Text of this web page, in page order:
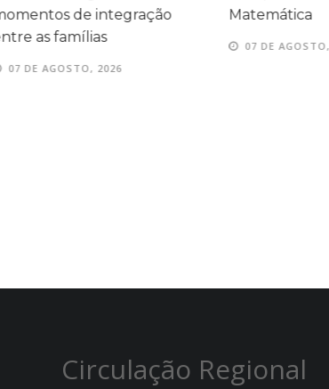
integração
2026
Matemática
07 DE AGOSTO, 2026
Circulação Regional